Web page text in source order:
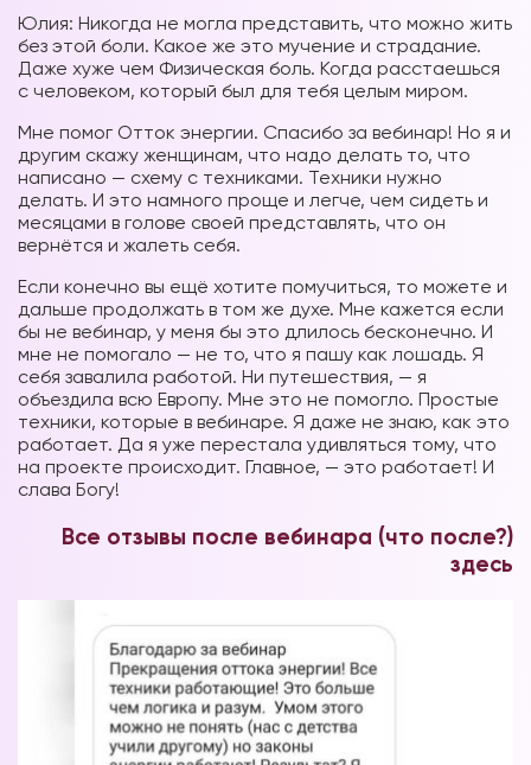
Юлия: Никогда не могла представить, что можно жить
без этой боли. Какое же это мучение и страдание.
Даже хуже чем Физическая боль. Когда расстаешься
с человеком, который был для тебя целым миром.
Мне помог Отток энергии. Спасибо за вебинар! Но я и
другим скажу женщинам, что надо делать то, что
написано — схему с техниками. Техники нужно
делать. И это намного проще и легче, чем сидеть и
месяцами в голове своей представлять, что он
вернётся и жалеть себя.
Если конечно вы ещё хотите помучиться, то можете и
дальше продолжать в том же духе. Мне кажется если
бы не вебинар, у меня бы это длилось бесконечно. И
мне не помогало — не то, что я пашу как лошадь. Я
себя завалила работой. Ни путешествия, — я
объездила всю Европу. Мне это не помогло. Простые
техники, которые в вебинаре. Я даже не знаю, как это
работает. Да я уже перестала удивляться тому, что
на проекте происходит. Главное, — это работает! И
слава Богу!
Все отзывы после вебинара (что после?)
здесь